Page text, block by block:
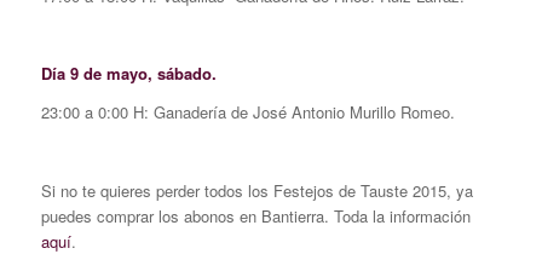
Día 9 de mayo, sábado.
23:00 a 0:00 H: Ganadería de José Antonio Murillo Romeo.
Si no te quieres perder todos los Festejos de Tauste 2015, ya
puedes comprar los abonos en Bantierra. Toda la información
aquí.